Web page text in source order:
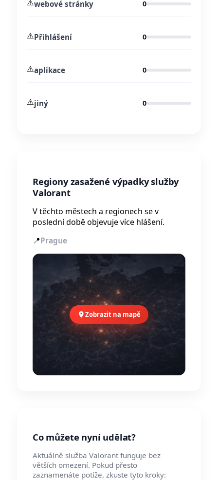
⚠️webové stránky 0
⚠️Přihlášení 0
⚠️aplikace 0
⚠️jiný 0
Regiony zasažené výpadky služby
Valorant
V těchto městech a regionech se v
poslední době objevuje více hlášení.
📍Prague
Zobrazit na mapě
Co můžete nyní udělat?
Aktuálně služba Valorant funguje bez
větších omezení. Pokud přesto
zaznamenáte potíže, zkuste tyto kroky: